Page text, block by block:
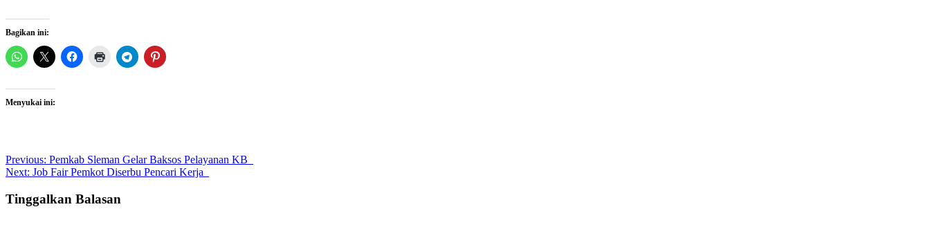
Bagikan ini:
Menyukai ini:
Post
navigation
Previous: Pemkab Sleman Gelar Baksos Pelayanan KB
Next: Job Fair Pemkot Diserbu Pencari Kerja
Tinggalkan Balasan